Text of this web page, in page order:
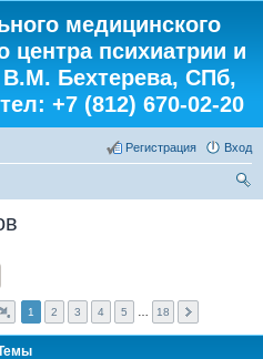
медицинского
центра психиатрии и
Бехтерева, СПб,
+7 (812) 670-02-20
Вход
Регистрация
1 2 3 4 5 18